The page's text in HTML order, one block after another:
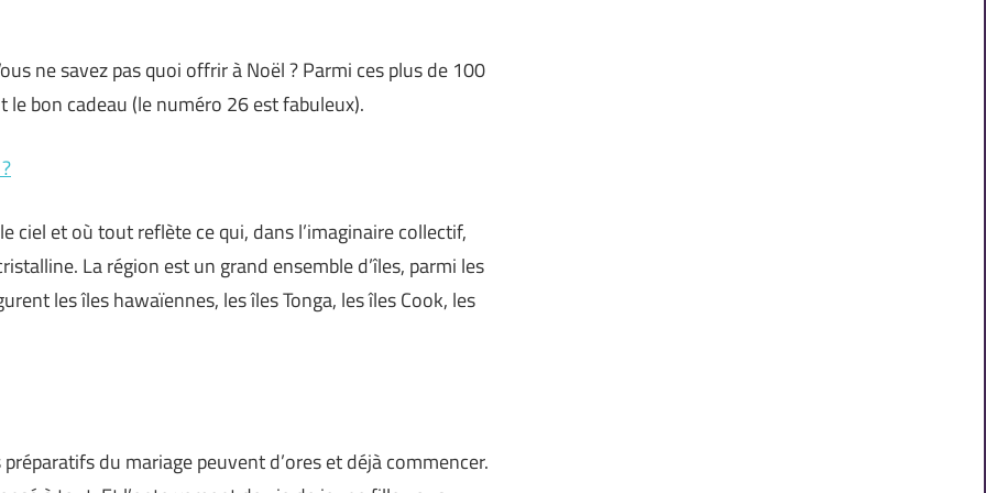
ne savez pas quoi offrir à Noël ? Parmi ces plus de 100
bon cadeau (le numéro 26 est fabuleux).
ciel et où tout reflète ce qui, dans l’imaginaire collectif,
La région est un grand ensemble d’îles, parmi les
les îles hawaïennes, les îles Tonga, les îles Cook, les
du mariage peuvent d’ores et déjà commencer.